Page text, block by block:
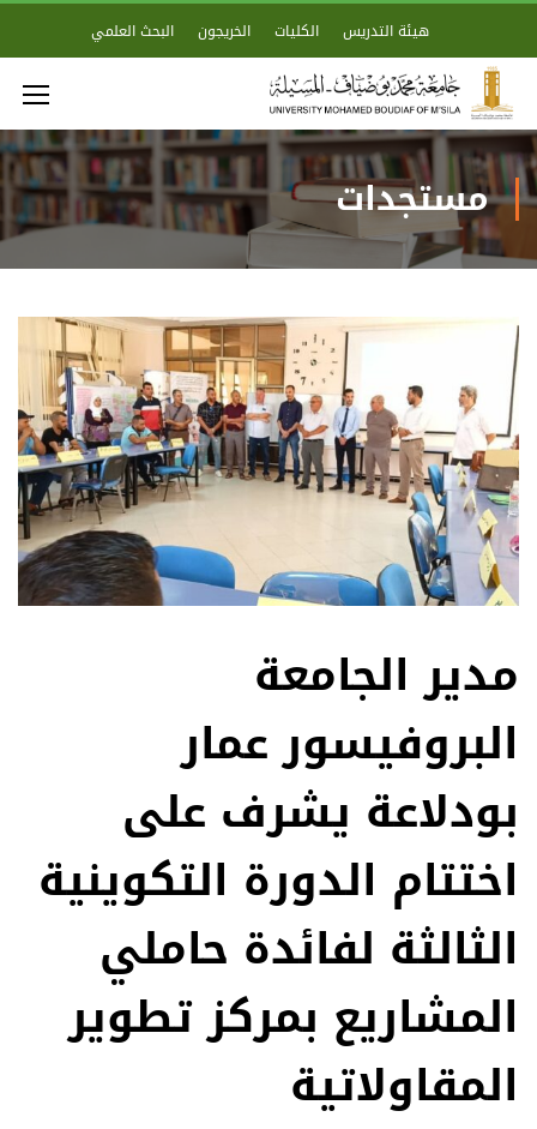
هيئة التدريس الكليات الخريجون البحث العلمي
مستجدات
مدير الجامعة
البروفيسور عمار
بودلاعة يشرف على
اختتام الدورة التكوينية
الثالثة لفائدة حاملي
المشاريع بمركز تطوير
المقاولاتية